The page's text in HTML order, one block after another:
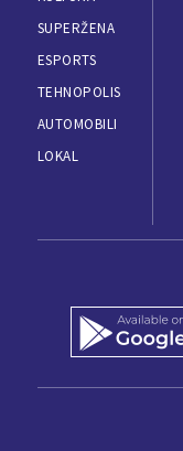
SUPERŽENA
ESPORTS
TEHNOPOLIS
AUTOMOBILI
LOKAL